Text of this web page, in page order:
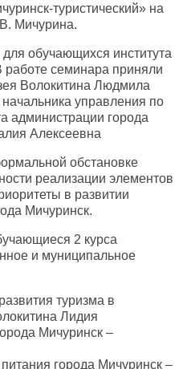
туристический» на
Мичурина.
обучающихся института
работе семинара приняли
Волокитина Людмила
управления по
администрации города
Алексеевна
обстановке
реализации элементов
в развитии
Мичуринск.
2 курса
и муниципальное
туризма в
Лидия
Мичуринск –
города Мичуринск –